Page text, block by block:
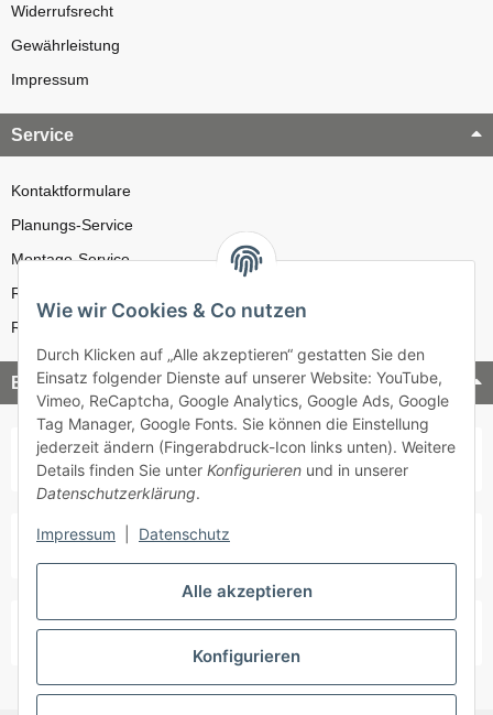
Widerrufsrecht
Gewährleistung
Impressum
Service
Kontaktformulare
Planungs-Service
Montage-Service
Reparatur-Service
Retouren-Service
Bezahlung & Versand
Alle akzeptieren
Konfigurieren
Wie wir Cookies & Co nutzen
Durch Klicken auf „Alle akzeptieren“ gestatten Sie den
Einsatz folgender Dienste auf unserer Website: YouTube,
Vimeo, ReCaptcha, Google Analytics, Google Ads, Google
Tag Manager, Google Fonts. Sie können die Einstellung
jederzeit ändern (Fingerabdruck-Icon links unten). Weitere
Details finden Sie unter Konfigurieren und in unserer
Datenschutzerklärung.
Impressum Datenschutz